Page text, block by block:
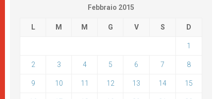
Febbraio 2015
L M M G V S D
1
2 3 4 5 6 7 8
9 10 11 12 13 14 15